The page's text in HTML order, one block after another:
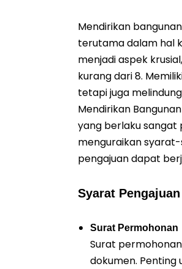
Mendirikan
terutama dalam hal
menjadi aspek
kurang dari 8.
tetapi juga
Mendirikan
yang berlaku sangat
menguraikan syarat-
pengajuan dapat
Syarat
Surat Permohonan
Surat
dokumen. Penting